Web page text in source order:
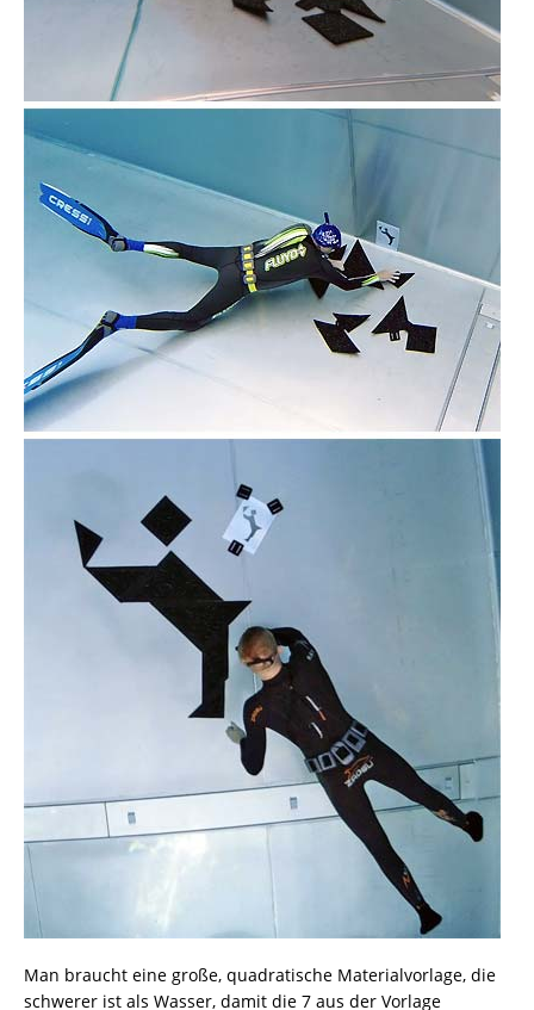
Man braucht eine große, quadratische Materialvorlage, die
schwerer ist als Wasser, damit die 7 aus der Vorlage